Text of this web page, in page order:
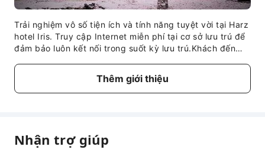
Trải nghiệm vô số tiện ích và tính năng tuyệt vời tại Harz
hotel Iris. Truy cập Internet miễn phí tại cơ sở lưu trú để
đảm bảo luôn kết nối trong suốt kỳ lưu trú.Khách đến
nhàn nhã, các tiện nghi tại chỗ như dịch vụ phòng sẽ
giúp quý khách tận hưởng trọn vẹn kỳ nghỉ của mình. Để
khách có thể tìm thấy nhiều phòng có các đặc điểm
Thêm giới thiệu
Nhận trợ giúp